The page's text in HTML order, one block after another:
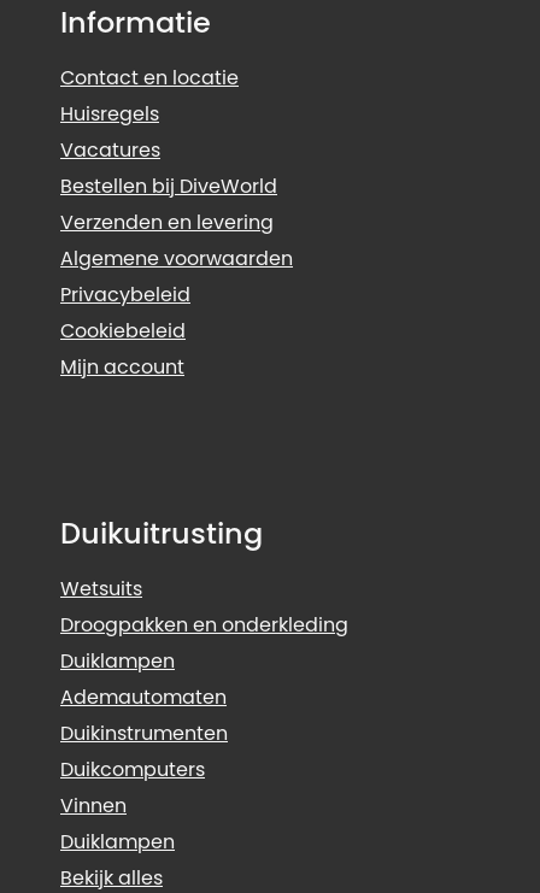
Informatie
Contact en locatie
Huisregels
Vacatures
Bestellen bij DiveWorld
Verzenden en levering
Algemene voorwaarden
Privacybeleid
Cookiebeleid
Mijn account
Duikuitrusting
Wetsuits
Droogpakken en onderkleding
Duiklampen
Ademautomaten
Duikinstrumenten
Duikcomputers
Vinnen
Duiklampen
Bekijk alles